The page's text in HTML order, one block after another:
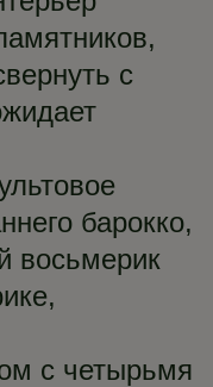
с
барокко,
восьмерик
с четырьмя